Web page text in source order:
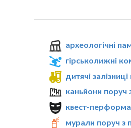
археологічні
гірськолижні
дитячі
каньйони
квест-
мурали поруч з